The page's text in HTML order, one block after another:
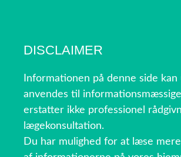
DISCLAIMER
Informationen på denne side kan
anvendes til
erstatter ikke professionel
lægekonsultation.
Du har mulighed for at læse